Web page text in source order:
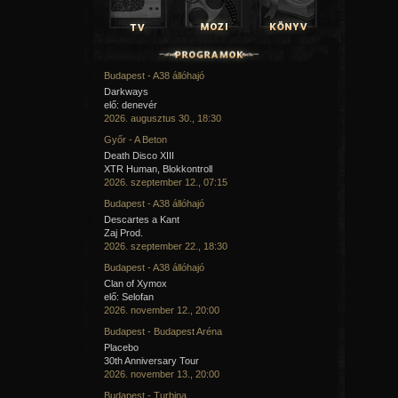
egyfajta HATÁR
- a Halálban legalább
fizikai határunktól megszabadulunk.
is vannak. Azoktól is megszabadít
a Halál?
A Lélek és a Szellem együtt-
élve elrepülhetnek
- messze a MAGASba...
ó, igen a MAGASba... A Naphoz, a
Neki csak a testünk jut,
Földanyánk és Égapánk
csak EGYÜTT létezhetnek. Nincs egyikük
a másik nélkül. Mint ahogy
melyikük mit kap belőlünk
- mindketten kapják.
Szeretnek minket? Mert ha nem,
akkor nincs értelme az Életnek és az
A Szeretet ott lebeg mindenek
fölött, a Szeretet átitat
mindent,
Szeretet nélkül nincs Élet.
Megjelent a Tajtékos Sorok II. számában
Budapest - A38 állóhajó
Darkways
elő: denevér
2026. augusztus 30., 18:30
Győr - A Beton
Death Disco XIII
XTR Human, Blokkontroll
2026. szeptember 12., 07:15
Budapest - A38 állóhajó
Descartes a Kant
Zaj Prod.
2026. szeptember 22., 18:30
Budapest - A38 állóhajó
Clan of Xymox
elő: Selofan
2026. november 12., 20:00
Budapest - Budapest Aréna
Placebo
30th Anniversary Tour
2026. november 13., 20:00
Budapest - Turbina